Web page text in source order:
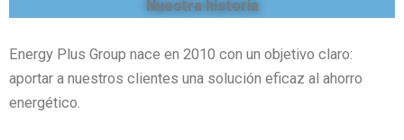
Nuestra historia
Energy Plus Group nace en 2010 con un objetivo claro:
aportar a nuestros clientes una solución eficaz al ahorro
energético.